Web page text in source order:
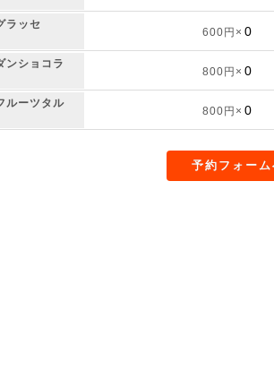
ラッセ
600円×
ンショコラ
800円×
ルーツタル
800円×